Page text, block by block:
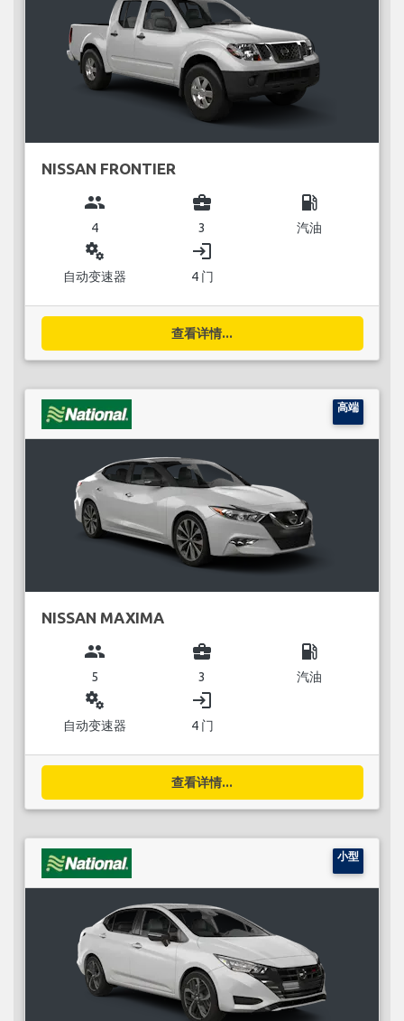
NISSAN FRONTIER
group
4
business_center
3
local_gas_station
汽油
miscellaneous_services
自动变速器
login
4 门
查看详情...
高端
NISSAN MAXIMA
group
5
business_center
3
local_gas_station
汽油
miscellaneous_services
自动变速器
login
4 门
查看详情...
小型